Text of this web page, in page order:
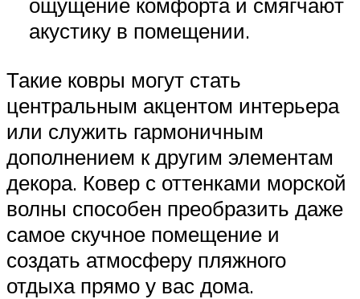
акустику в помещении.
Такие ковры могут стать
центральным акцентом интерьера
или служить гармоничным
дополнением к другим элементам
декора. Ковер с оттенками морской
волны способен преобразить даже
самое скучное помещение и
создать атмосферу пляжного
отдыха прямо у вас дома.